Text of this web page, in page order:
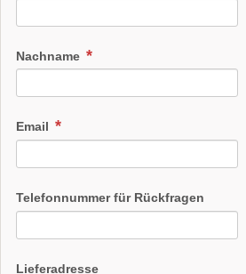
Nachname
Email
Telefonnummer für Rückfragen
Lieferadresse